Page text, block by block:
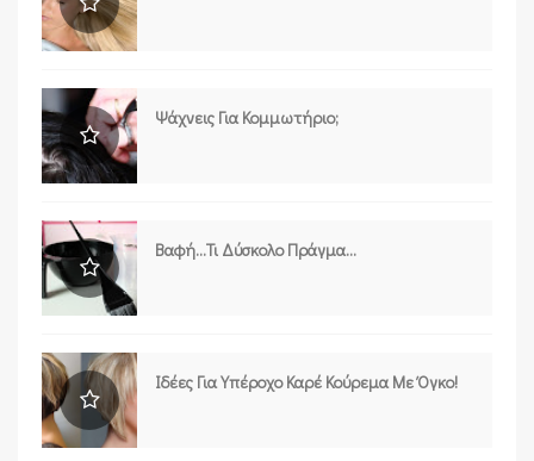
Ψάχνεις Για Κομμωτήριο;
Βαφή...τι Δύσκολο Πράγμα...
Ιδέες Για Υπέροχο Καρέ Κούρεμα Με Όγκο!